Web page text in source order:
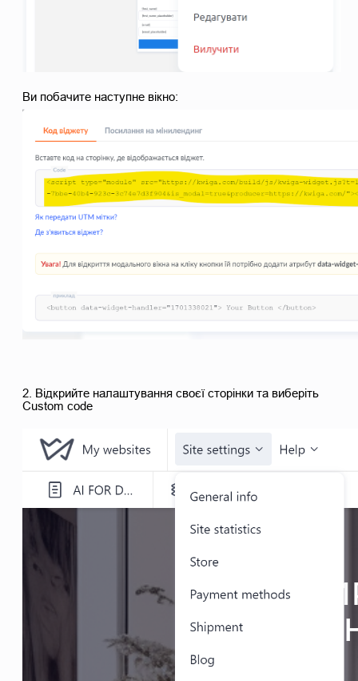
Ви побачите наступне вікно:
2. Відкрийте налаштування своєї сторінки та виберіть
Custom code